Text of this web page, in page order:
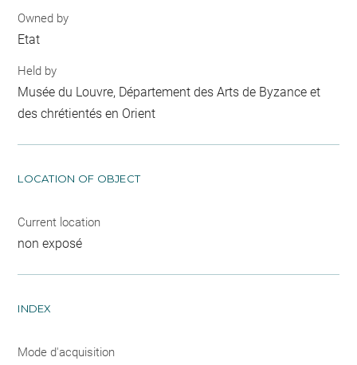
Owned by
Etat
Held by
Musée du Louvre, Département des Arts de Byzance et
des chrétientés en Orient
LOCATION OF OBJECT
Current location
non exposé
INDEX
Mode d'acquisition